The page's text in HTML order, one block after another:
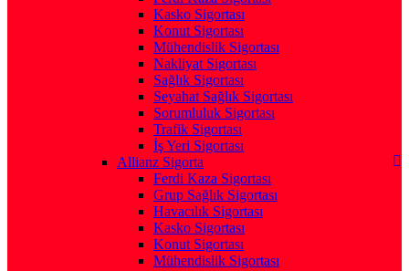
Kasko Sigortası
Konut Sigortası
Mühendislik Sigortası
Nakliyat Sigortası
Sağlık Sigortası
Seyahat Sağlık Sigortası
Sorumluluk Sigortası
Trafik Sigortası
İş Yeri Sigortası
Allianz Sigorta
Ferdi Kaza Sigortası
Grup Sağlık Sigortası
Havacılık Sigortası
Kasko Sigortası
Konut Sigortası
Mühendislik Sigortası